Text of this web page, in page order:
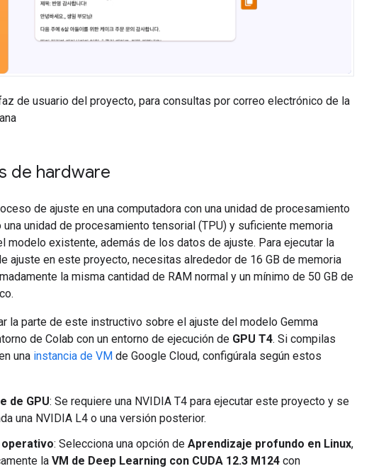
de usuario del proyecto, para consultas por correo electrónico de la
de hardware
de ajuste en una computadora con una unidad de procesamiento
una unidad de procesamiento tensorial (TPU) y suficiente memoria
modelo existente, además de los datos de ajuste. Para ejecutar la
ajuste en este proyecto, necesitas alrededor de 16 GB de memoria
la misma cantidad de RAM normal y un mínimo de 50 GB de
la parte de este instructivo sobre el ajuste del modelo Gemma
de Colab con un entorno de ejecución de GPU T4. Si compilas
una instancia de VM de Google Cloud, configúrala según estos
de GPU: Se requiere una NVIDIA T4 para ejecutar este proyecto y se
una NVIDIA L4 o una versión posterior.
: Selecciona una opción de Aprendizaje profundo en Linux,
la VM de Deep Learning con CUDA 12.3 M124 con